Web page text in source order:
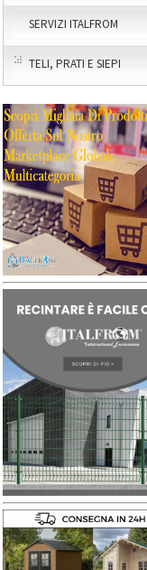
SERVIZI ITALFROM
TELI, PRATI E SIEPI